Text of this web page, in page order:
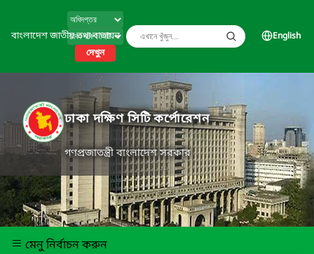
বাংলাদেশ জাতীয় তথ্য বাতায়ন
দেখুন
English
ঢাকা দক্ষিণ সিটি কর্পোরেশন
গণপ্রজাতন্ত্রী বাংলাদেশ সরকার
মেনু নির্বাচন করুন